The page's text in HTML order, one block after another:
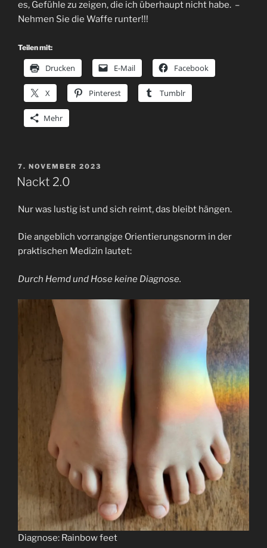
es, Gefühle zu zeigen, die ich überhaupt nicht habe. –
Nehmen Sie die Waffe runter!!!
Teilen mit:
Drucken E-Mail Facebook
X Pinterest Tumblr
Mehr
VERÖFFENTLICHT
AM
7. NOVEMBER 2023
Nackt 2.0
Nur was lustig ist und sich reimt, das bleibt hängen.
Die angeblich vorrangige Orientierungsnorm in der
praktischen Medizin lautet:
Durch Hemd und Hose keine Diagnose.
Diagnose: Rainbow feet